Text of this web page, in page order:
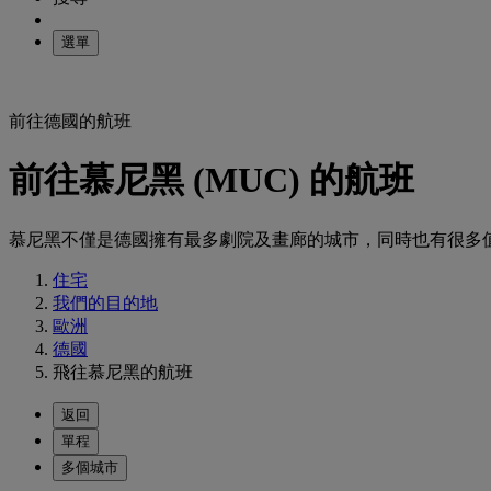
選單
前往德國的航班
前往慕尼黑 (MUC) 的航班
慕尼黑不僅是德國擁有最多劇院及畫廊的城市，同時也有很多
住宅
我們的目的地
歐洲
德國
飛往慕尼黑的航班
返回
單程
多個城市